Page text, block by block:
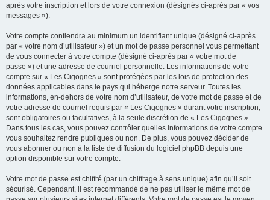
après votre inscription et lors de votre connexion (désignés ci-après par « vos
messages »).
Votre compte contiendra au minimum un identifiant unique (désigné ci-après
par « votre nom d’utilisateur ») et un mot de passe personnel vous permettant
de vous connecter à votre compte (désigné ci-après par « votre mot de
passe ») et une adresse de courriel personnelle. Les informations de votre
compte sur « Les Cigognes » sont protégées par les lois de protection des
données applicables dans le pays qui héberge notre serveur. Toutes les
informations, en-dehors de votre nom d’utilisateur, de votre mot de passe et de
votre adresse de courriel requis par « Les Cigognes » durant votre inscription,
sont obligatoires ou facultatives, à la seule discrétion de « Les Cigognes ».
Dans tous les cas, vous pouvez contrôler quelles informations de votre compte
vous souhaitez rendre publiques ou non. De plus, vous pouvez décider de
vous abonner ou non à la liste de diffusion du logiciel phpBB depuis une
option disponible sur votre compte.
Votre mot de passe est chiffré (par un chiffrage à sens unique) afin qu’il soit
sécurisé. Cependant, il est recommandé de ne pas utiliser le même mot de